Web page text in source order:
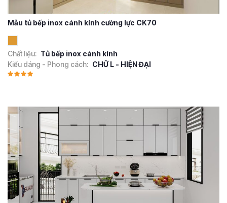
Mẫu tủ bếp inox cánh kính cường lực CK70
Chất liệu: Tủ bếp inox cánh kính
Kiểu dáng - Phong cách: CHỮ L - HIỆN ĐẠI